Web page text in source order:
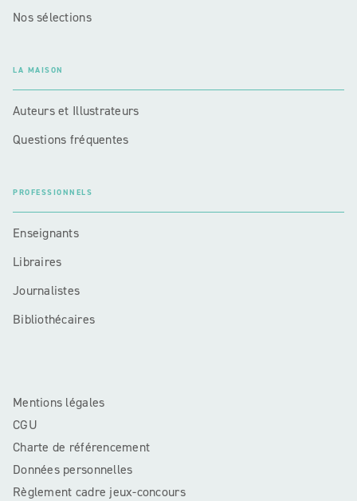
Nos sélections
LA MAISON
Auteurs et Illustrateurs
Questions fréquentes
PROFESSIONNELS
Enseignants
Libraires
Journalistes
Bibliothécaires
Mentions légales
CGU
Charte de référencement
Données personnelles
Règlement cadre jeux-concours